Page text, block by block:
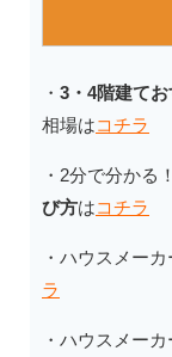
・ 3・4階建て
相場はコチラ
・2分で分かる！
び方はコチラ
・ハウスメーカ
ラ
・ハウスメー